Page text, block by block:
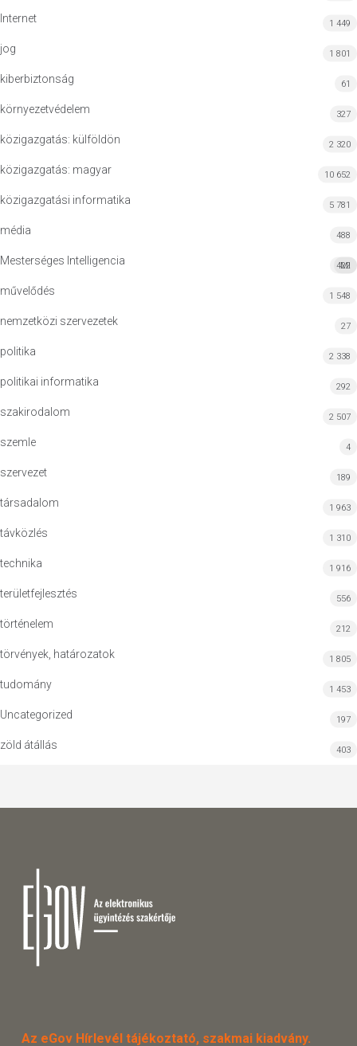
Internet 1 449
jog 1 801
kiberbiztonság 61
környezetvédelem 327
közigazgatás: külföldön 2 320
közigazgatás: magyar 10 652
közigazgatási informatika 5 781
média 488
Mesterséges Intelligencia MI
422
művelődés 1 548
nemzetközi szervezetek 27
politika 2 338
politikai informatika 292
szakirodalom 2 507
szemle 4
szervezet 189
társadalom 1 963
távközlés 1 310
technika 1 916
területfejlesztés 556
történelem 212
törvények, határozatok 1 805
tudomány 1 453
Uncategorized 197
zöld átállás 403
Az eGov Hírlevél tájékoztató, szakmai kiadvány.